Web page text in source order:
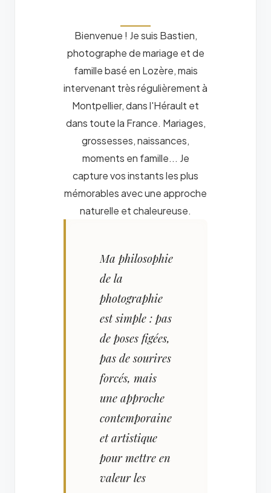
Bienvenue ! Je suis Bastien,
photographe de mariage et de
famille basé en Lozère, mais
intervenant très régulièrement à
Montpellier, dans l'Hérault et
dans toute la France. Mariages,
grossesses, naissances,
moments en famille... Je
capture vos instants les plus
mémorables avec une approche
naturelle et chaleureuse.
Ma philosophie
de la
photographie
est simple : pas
de poses figées,
pas de sourires
forcés, mais
une approche
contemporaine
et artistique
pour mettre en
valeur les